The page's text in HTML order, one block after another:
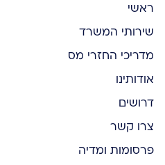
ראשי
שירותי המשרד
מדריכי החזרי מס
אודותינו
דרושים
צרו קשר
פרסומות ומדיה